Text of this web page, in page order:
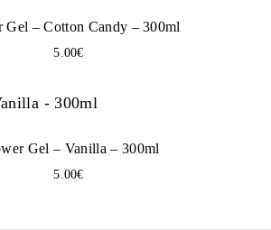
Gel – Cotton Candy – 300ml
5.00€
Gel – Vanilla – 300ml
5.00€